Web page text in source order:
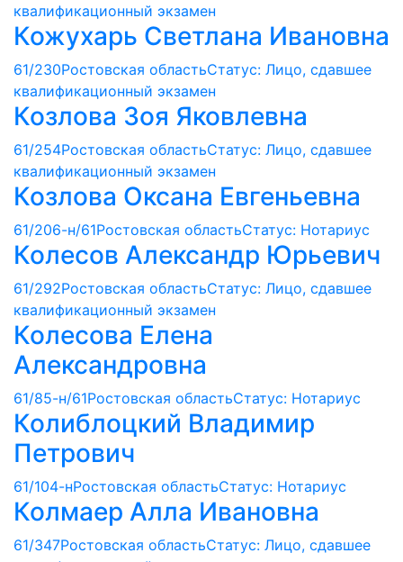
квалификационный экзамен
Кожухарь Светлана Ивановна
61/230Ростовская областьСтатус: Лицо, сдавшее
квалификационный экзамен
Козлова Зоя Яковлевна
61/254Ростовская областьСтатус: Лицо, сдавшее
квалификационный экзамен
Козлова Оксана Евгеньевна
61/206-н/61Ростовская областьСтатус: Нотариус
Колесов Александр Юрьевич
61/292Ростовская областьСтатус: Лицо, сдавшее
квалификационный экзамен
Колесова Елена
Александровна
61/85-н/61Ростовская областьСтатус: Нотариус
Колиблоцкий Владимир
Петрович
61/104-нРостовская областьСтатус: Нотариус
Колмаер Алла Ивановна
61/347Ростовская областьСтатус: Лицо, сдавшее